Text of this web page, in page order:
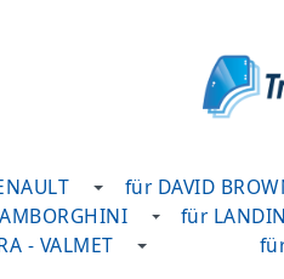
für DAVID
für
- VALMET